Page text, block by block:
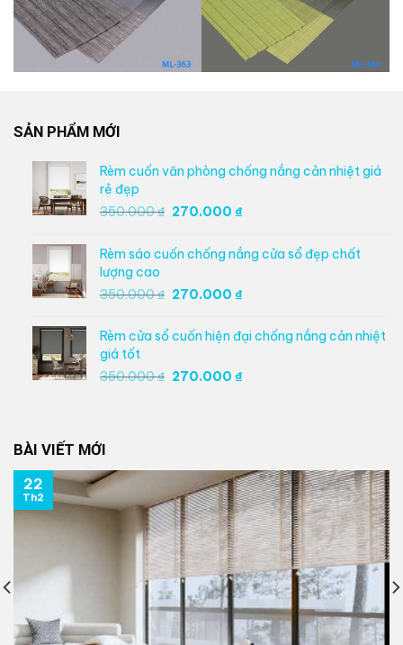
SẢN PHẨM MỚI
Rèm cuốn văn phòng chống nắng cản nhiệt giá
rẻ đẹp
350.000₫ Giá
là:
350.000 ₫.
270.000 ₫Giá
tại
là:
270.000 ₫.
Rèm sáo cuốn chống nắng cửa sổ đẹp chất
lượng cao
350.000₫ Giá
là:
350.000 ₫.
270.000 ₫Giá
tại
là:
270.000 ₫.
Rèm cửa sổ cuốn hiện đại chống nắng cản nhiệt
giá tốt
350.000₫ Giá
270.000 ₫Giá
BÀI VIẾT MỚI
22
Th2